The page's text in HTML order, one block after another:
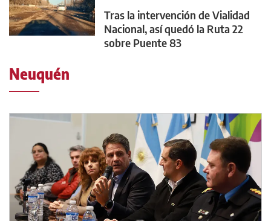
Tras la intervención de Vialidad
Nacional, así quedó la Ruta 22
sobre Puente 83
Neuquén